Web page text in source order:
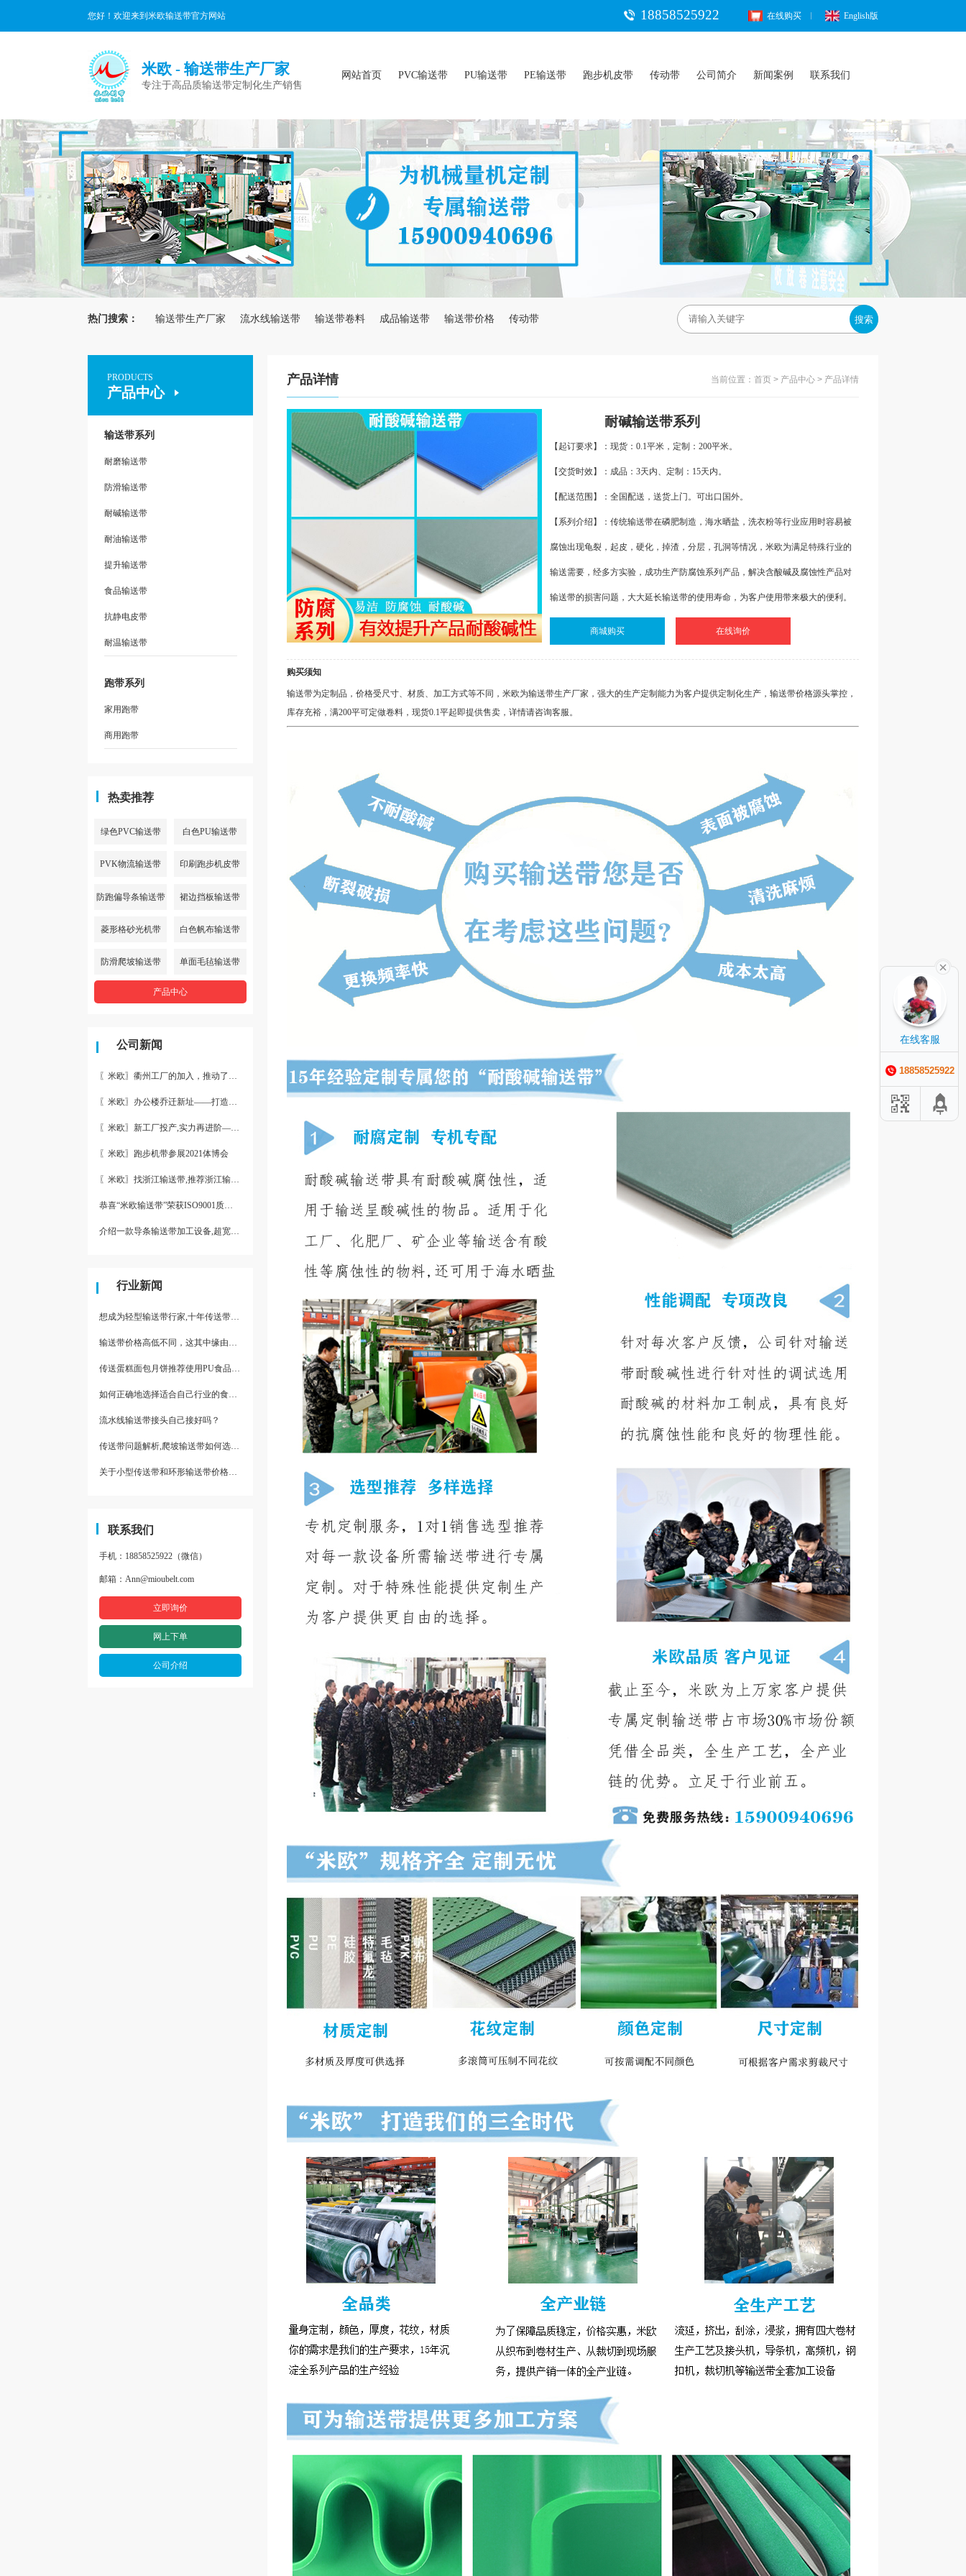
您好！欢迎来到米欧输送带官方网站 18858525922 在线购买 English版
米欧 - 输送带生产厂家
专注于高品质输送带定制化生产销售
网站首页 PVC输送带 PU输送带 PE输送带 跑步机皮带 传动带 公司简介 新闻案例 联系我们
热门搜索： 输送带生产厂家 流水线输送带 输送带卷料 成品输送带 输送带价格 传动带 搜索
PRODUCTS
产品中心
输送带系列
耐磨输送带
防滑输送带
耐碱输送带
耐油输送带
提升输送带
食品输送带
抗静电皮带
耐温输送带
跑带系列
家用跑带
商用跑带
热卖推荐
绿色PVC输送带 白色PU输送带
PVK物流输送带 印刷跑步机皮带
防跑偏导条输送带 裙边挡板输送带
菱形格砂光机带 白色帆布输送带
防滑爬坡输送带 单面毛毡输送带
产品中心
公司新闻
〖米欧〗衢州工厂的加入，推动了产能更节约了成本。
〖米欧〗办公楼乔迁新址——打造新起点 再著新篇章
〖米欧〗新工厂投产,实力再进阶—米欧带业衢州工厂投产并平稳运
〖米欧〗跑步机带参展2021体博会
〖米欧〗找浙江输送带,推荐浙江输送带生产厂家“米欧”
恭喜“米欧输送带”荣获ISO9001质量体系认证
介绍一款导条输送带加工设备,超宽输送带利器
行业新闻
想成为轻型输送带行家,十年传送带师傅教你三招
输送带价格高低不同，这其中缘由你清楚了吗
传送蛋糕面包月饼推荐使用PU食品级输送带
如何正确地选择适合自己行业的食品输送带
流水线输送带接头自己接好吗？
传送带问题解析,爬坡输送带如何选择,推荐一款防滑输送带
关于小型传送带和环形输送带价格，他们有什么区别点。
联系我们
手机：18858525922（微信）
邮箱：Ann@mioubelt.com
立即询价
网上下单
公司介绍
产品详情 当前位置： 首页 > 产品中心 > 产品详情
耐碱输送带系列
【起订要求】：现货：0.1平米，定制：200平米。
【交货时效】：成品：3天内、定制：15天内。
【配送范围】：全国配送，送货上门。可出口国外。
【系列介绍】：传统输送带在磷肥制造，海水晒盐，洗衣粉等行业应用时容易被
腐蚀出现龟裂，起皮，硬化，掉渣，分层，孔洞等情况，米欧为满足特殊行业的
输送需要，经多方实验，成功生产防腐蚀系列产品，解决含酸碱及腐蚀性产品对
输送带的损害问题，大大延长输送带的使用寿命，为客户使用带来极大的便利。
商城购买 在线询价
购买须知
输送带为定制品，价格受尺寸、材质、加工方式等不同，米欧为输送带生产厂家 ，强大的生产定制能力为客户提供定制化生产， 输送带价格源头掌控，
库存充裕，满200平可定做卷料，现货0.1平起即提供售卖，详情请咨询客服。
在线客服
18858525922